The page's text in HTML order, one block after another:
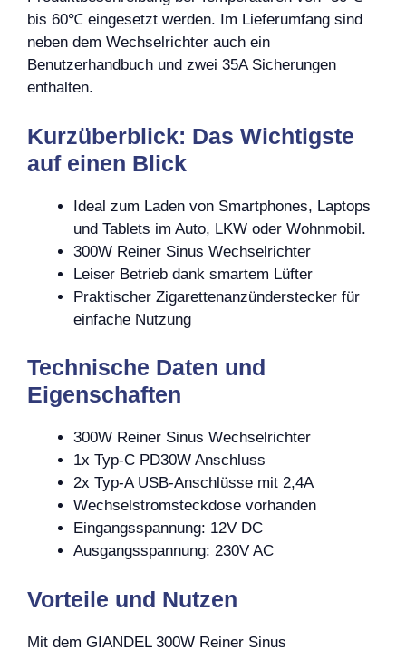
bis 60℃ eingesetzt werden. Im Lieferumfang sind
neben dem Wechselrichter auch ein
Benutzerhandbuch und zwei 35A Sicherungen
enthalten.
Kurzüberblick: Das Wichtigste
auf einen Blick
Ideal zum Laden von Smartphones, Laptops
und Tablets im Auto, LKW oder Wohnmobil.
300W Reiner Sinus Wechselrichter
Leiser Betrieb dank smartem Lüfter
Praktischer Zigarettenanzünderstecker für
einfache Nutzung
Technische Daten und
Eigenschaften
300W Reiner Sinus Wechselrichter
1x Typ-C PD30W Anschluss
2x Typ-A USB-Anschlüsse mit 2,4A
Wechselstromsteckdose vorhanden
Eingangsspannung: 12V DC
Ausgangsspannung: 230V AC
Vorteile und Nutzen
Mit dem GIANDEL 300W Reiner Sinus